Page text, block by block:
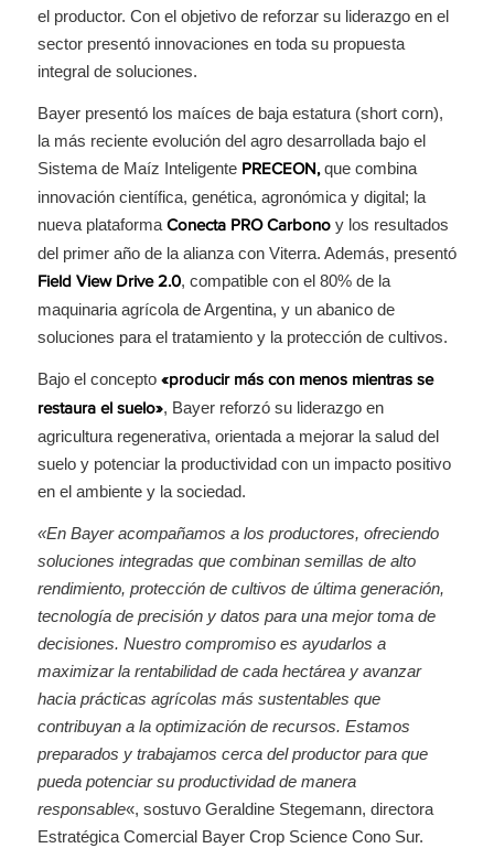
el productor. Con el objetivo de reforzar su liderazgo en el
sector presentó innovaciones en toda su propuesta
integral de soluciones.
Bayer presentó los maíces de baja estatura (short corn),
la más reciente evolución del agro desarrollada bajo el
Sistema de Maíz Inteligente PRECEON,que combina
innovación científica, genética, agronómica y digital; la
nueva plataforma Conecta PRO Carbonoy los resultados
del primer año de la alianza con Viterra. Además, presentó
Field View Drive 2.0, compatible con el 80% de la
maquinaria agrícola de Argentina, y un abanico de
soluciones para el tratamiento y la protección de cultivos.
Bajo el concepto «producir más con menos mientras se
restaura el suelo», Bayer reforzó su liderazgo en
agricultura regenerativa, orientada a mejorar la salud del
suelo y potenciar la productividad con un impacto positivo
en el ambiente y la sociedad.
«En Bayer acompañamos a los productores, ofreciendo
soluciones integradas que combinan semillas de alto
rendimiento, protección de cultivos de última generación,
tecnología de precisión y datos para una mejor toma de
decisiones. Nuestro compromiso es ayudarlos a
maximizar la rentabilidad de cada hectárea y avanzar
hacia prácticas agrícolas más sustentables que
contribuyan a la optimización de recursos. Estamos
preparados y trabajamos cerca del productor para que
pueda potenciar su productividad de manera
responsable«, sostuvo Geraldine Stegemann, directora
Estratégica Comercial Bayer Crop Science Cono Sur.